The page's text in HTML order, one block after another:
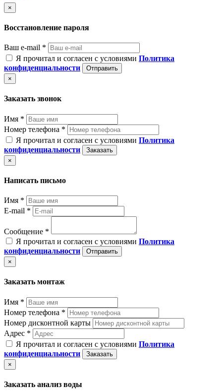
×
Восстановление пароля
Ваш e-mail *
Я прочитал и согласен с условиями Политика
конфиденциальности
Отправить
×
Заказать звонок
Имя *
Номер телефона *
Я прочитал и согласен с условиями Политика
конфиденциальности
Заказать
×
Написать письмо
Имя *
E-mail *
Сообщение *
Я прочитал и согласен с условиями Политика
конфиденциальности
Отправить
×
Заказать монтаж
Имя *
Номер телефона *
Номер дисконтной карты
Адрес *
Я прочитал и согласен с условиями Политика
конфиденциальности
Заказать
×
Заказать анализ воды